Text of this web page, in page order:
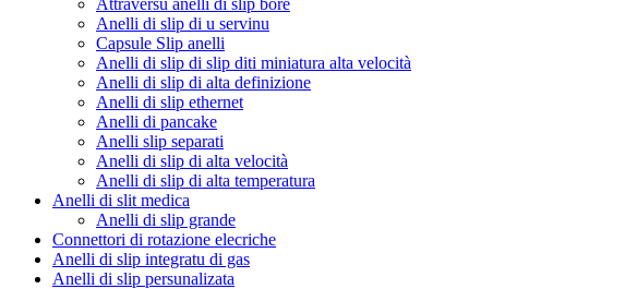
Anelli di slip di u servinu
Capsule Slip anelli
Anelli di slip di slip diti miniatura alta velocità
Anelli di slip di alta definizione
Anelli di slip ethernet
Anelli di pancake
Anelli slip separati
Anelli di slip di alta velocità
Anelli di slip di alta temperatura
Anelli di slit medica
Anelli di slip grande
Connettori di rotazione elecriche
Anelli di slip integratu di gas
Anelli di slip persunalizata